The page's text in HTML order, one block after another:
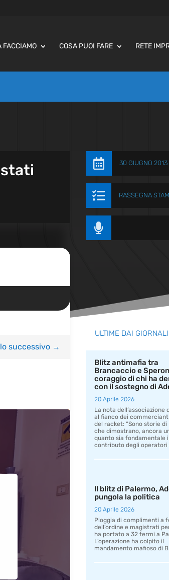
FACCIAMO COSA PUOI FARE RETE
 30 GIUGNO 2013
 RASSEGNA

successivo→
ULTIME DAI GIORNALI
Blitz antimafia tra
Brancaccio e
coraggio di chi ha
con il sostegno di
20 Aprile 2026
La nota dell’associazione
al fianco dei
del racket: “Sono storie di
che dimostrano, ancora
quanto sia fondamentale il
contributo degli operatori
Il blitz di Palermo,
pungola la politica
20 Aprile 2026
Pioggia di complimenti a
dell’ordine e magistrati
ha portato a 32 fermi a
L’operazione ha colpito il
mandamento mafioso di